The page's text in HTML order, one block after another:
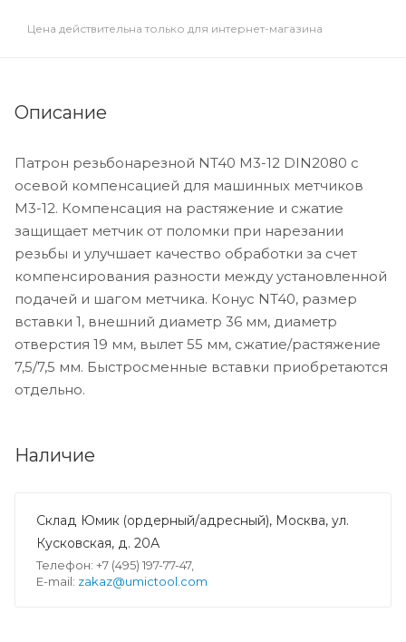
Цена действительна только для интернет-магазина
Описание
Патрон резьбонарезной NT40 М3-12 DIN2080 с
осевой компенсацией для машинных метчиков
M3-12. Компенсация на растяжение и сжатие
защищает метчик от поломки при нарезании
резьбы и улучшает качество обработки за счет
компенсирования разности между установленной
подачей и шагом метчика. Конус NT40, размер
вставки 1, внешний диаметр 36 мм, диаметр
отверстия 19 мм, вылет 55 мм, сжатие/растяжение
7,5/7,5 мм. Быстросменные вставки приобретаются
отдельно.
Наличие
Склад Юмик (ордерный/адресный), Москва, ул.
Кусковская, д. 20А
Телефон: +7 (495) 197-77-47,
E-mail: zakaz@umictool.com